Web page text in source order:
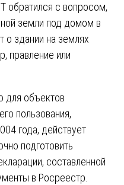
обратился с вопросом,
земли под домом в
о здании на землях
правление или
для объектов
пользования,
года, действует
подготовить
составленной
в Росреестр.